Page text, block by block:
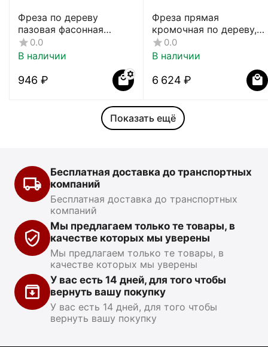
Фреза по дереву
пазовая фасонная
CTФ-2154
0.0
В наличии
‍946‍ ₽
Фреза прямая
кромочная по дереву,
8х19Dх40H мм, CTФ-121
0.0
В наличии
6 624 ₽
Показать ещё
Бесплатная доставка до транспортных
компаний
Бесплатная доставка до транспортных
компаний
Мы предлагаем только те товары, в
качестве которых мы уверены
Мы предлагаем только те товары, в
качестве которых мы уверены
У вас есть 14 дней, для того чтобы
вернуть вашу покупку
У вас есть 14 дней, для того чтобы
вернуть вашу покупку